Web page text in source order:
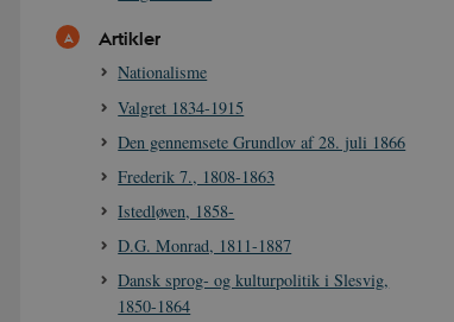
Artikler
Nationalisme
Valgret 1834-1915
Den gennemsete Grundlov af 28. juli 1866
Frederik 7., 1808-1863
Istedløven, 1858-
D.G. Monrad, 1811-1887
Dansk sprog- og kulturpolitik i Slesvig,
1850-1864